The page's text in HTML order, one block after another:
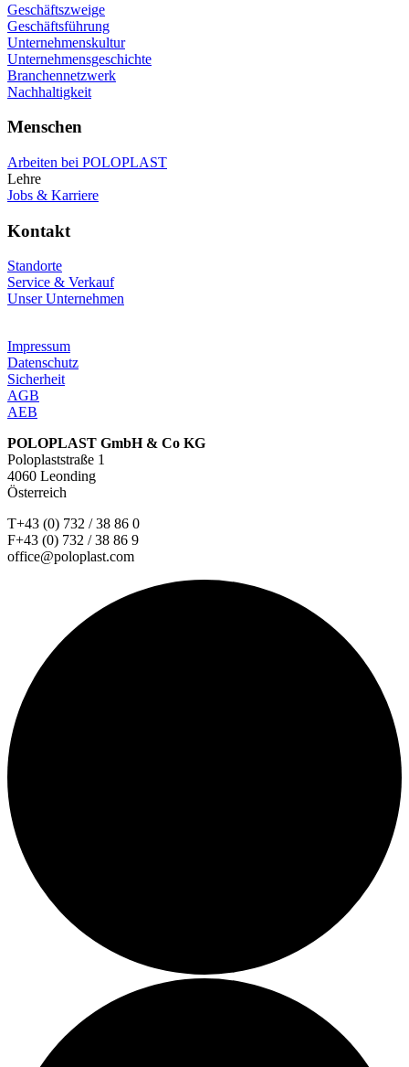
Geschäftszweige
Geschäftsführung
Unternehmenskultur
Unternehmensgeschichte
Branchennetzwerk
Nachhaltigkeit
Menschen
Arbeiten bei POLOPLAST
Lehre
Jobs & Karriere
Kontakt
Standorte
Service & Verkauf
Unser Unternehmen
Impressum
Datenschutz
Sicherheit
AGB
AEB
POLOPLAST GmbH & Co KG
Poloplaststraße 1
4060 Leonding
Österreich
T+43 (0) 732 / 38 86 0
F+43 (0) 732 / 38 86 9
office@poloplast.com